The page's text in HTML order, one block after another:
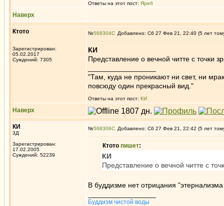
Ответы на этот пост: Яреб
Наверх
Ктото
Зарегистрирован:
05.02.2017
Суждений: 7305
№568304 Добавлено: Сб 27 Фев 21, 22:40 (5 лет
КИ
Представление о вечной читте с точки
"Там, куда не проникают ни свет, ни
повсюду один прекрасный вид."
Ответы на этот пост: КИ
Наверх
КИ
3Д
Зарегистрирован:
17.02.2005
Суждений: 52239
№568306 Добавлено: Сб 27 Фев 21, 22:42 (5 лет
Ктото пишет:
КИ
Представление о вечной читте с
В буддизме нет отрицания
Буддизм чистой воды